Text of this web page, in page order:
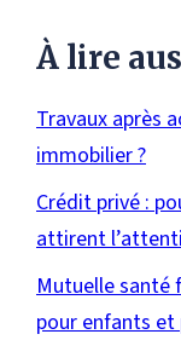
À lire
Travaux après
immobilier ?
Crédit privé :
attirent
Mutuelle santé
pour enfants et